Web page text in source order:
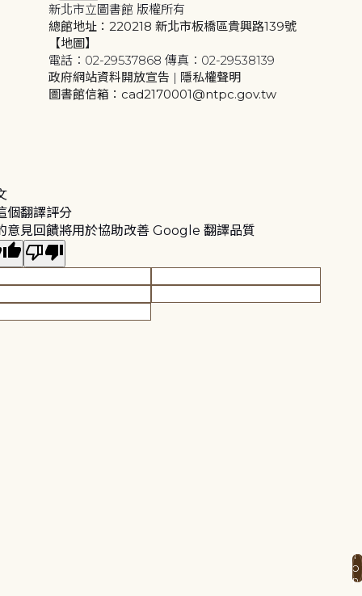
新北市立圖書館 版權所有
總館地址：220218 新北市板橋區貴興路139號
【地圖】
電話：02-29537868 傳真：02-29538139
政府網站資料開放宣告 | 隱私權聲明
圖書館信箱：cad2170001@ntpc.gov.tw
個翻譯評分
意見回饋將用於協助改善 Google 翻譯品質